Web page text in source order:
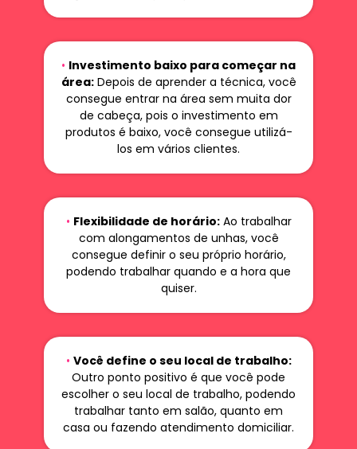
• Investimento baixo para começar na
área:Depois de aprender a técnica, você
consegue entrar na área sem muita dor
de cabeça, pois o investimento em
produtos é baixo, você consegue utilizá-
los em vários clientes.
• Flexibilidade de horário:Ao trabalhar
com alongamentos de unhas, você
consegue definir o seu próprio horário,
podendo trabalhar quando e a hora que
quiser.
• Você define o seu local de trabalho:
Outro ponto positivo é que você pode
escolher o seu local de trabalho, podendo
trabalhar tanto em salão, quanto em
casa ou fazendo atendimento domiciliar.